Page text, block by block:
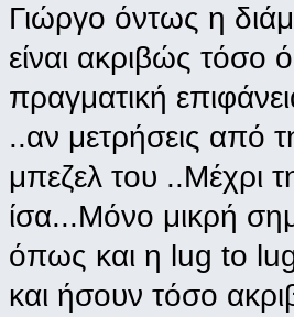
Γιώργο όντως η
είναι ακριβώς
πραγματική
..αν μετρήσεις από
μπεζελ του ..Μέχρι
ίσα...Μόνο μικρή
όπως και η lug to
και ήσουν τόσο